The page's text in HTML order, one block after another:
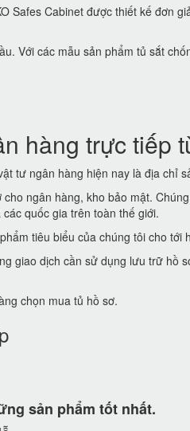
Safes Cabinet được thiết kế đơn
Với các mẫu sản phẩm tủ sắt
hàng trực tiếp
tư ngân hàng hiện nay là địa chỉ
ngân hàng, kho bảo mật.
quốc gia trên toàn thế giới.
tiêu biểu của chúng tôi cho tới
giao dịch cần sử dụng lưu trữ hồ
chọn mua tủ hồ sơ.
sản phẩm tốt nhất.